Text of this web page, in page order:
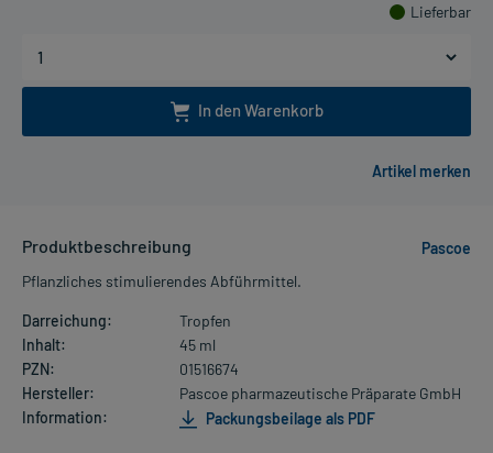
Lieferbar
In den Warenkorb
Produktbeschreibung
Pascoe
Pflanzliches stimulierendes Abführmittel.
Darreichung:
Tropfen
Inhalt:
45 ml
PZN:
01516674
Hersteller:
Pascoe pharmazeutische Präparate GmbH
Information:
Packungsbeilage als PDF